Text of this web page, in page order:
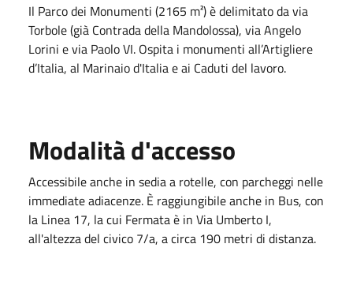
Il Parco dei Monumenti (2165 m²) è delimitato da via
Torbole (già Contrada della Mandolossa), via Angelo
Lorini e via Paolo VI. Ospita i monumenti all’Artigliere
d’Italia, al Marinaio d'Italia e ai Caduti del lavoro.
Modalità d'accesso
Accessibile anche in sedia a rotelle, con parcheggi nelle
immediate adiacenze. È raggiungibile anche in Bus, con
la Linea 17, la cui Fermata è in Via Umberto I,
all'altezza del civico 7/a, a circa 190 metri di distanza.